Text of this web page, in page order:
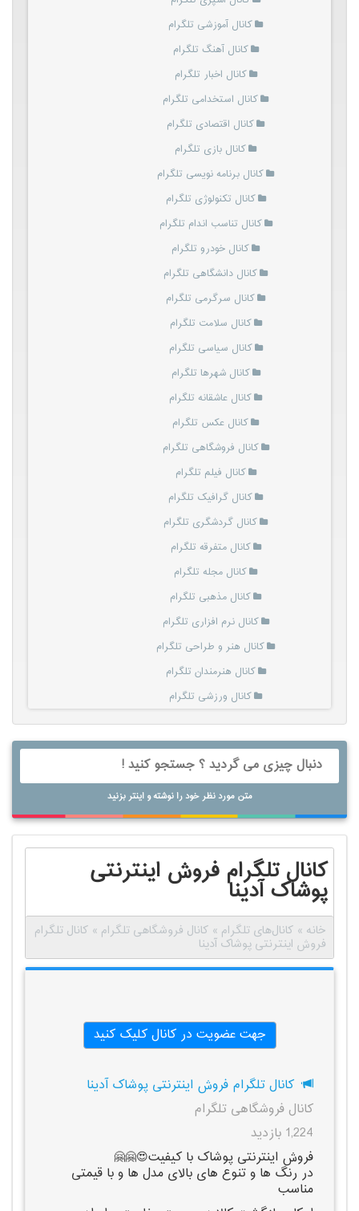
کانال آموزشی تلگرام
کانال آهنگ تلگرام
کانال اخبار تلگرام
کانال استخدامی تلگرام
کانال اقتصادی تلگرام
کانال بازی تلگرام
کانال برنامه نویسی تلگرام
کانال تکنولوژی تلگرام
کانال تناسب اندام تلگرام
کانال خودرو تلگرام
کانال دانشگاهی تلگرام
کانال سرگرمی تلگرام
کانال سلامت تلگرام
کانال سیاسی تلگرام
کانال شهرها تلگرام
کانال عاشقانه تلگرام
کانال عکس تلگرام
کانال فروشگاهی تلگرام
کانال فیلم تلگرام
کانال گرافیک تلگرام
کانال گردشگری تلگرام
کانال متفرقه تلگرام
کانال مجله تلگرام
کانال مذهبی تلگرام
کانال نرم افزاری تلگرام
کانال هنر و طراحی تلگرام
کانال هنرمندان تلگرام
کانال ورزشی تلگرام
متن مورد نظر خود را نوشته و اینتر بزنید
کانال تلگرام فروش اینترنتی
پوشاک آدینا
خانه » کانال‌های تلگرام » کانال فروشگاهی تلگرام » کانال تلگرام
فروش اینترنتی پوشاک آدینا
جهت عضویت در کانال کلیک کنید
کانال تلگرام فروش اینترنتی پوشاک آدینا
کانال فروشگاهی تلگرام
1,224 بازدید
فروش اینترنتی پوشاک با کیفیت😍🤗🤗
در رنگ ها و تنوع های بالای مدل ها و با قیمتی
مناسب